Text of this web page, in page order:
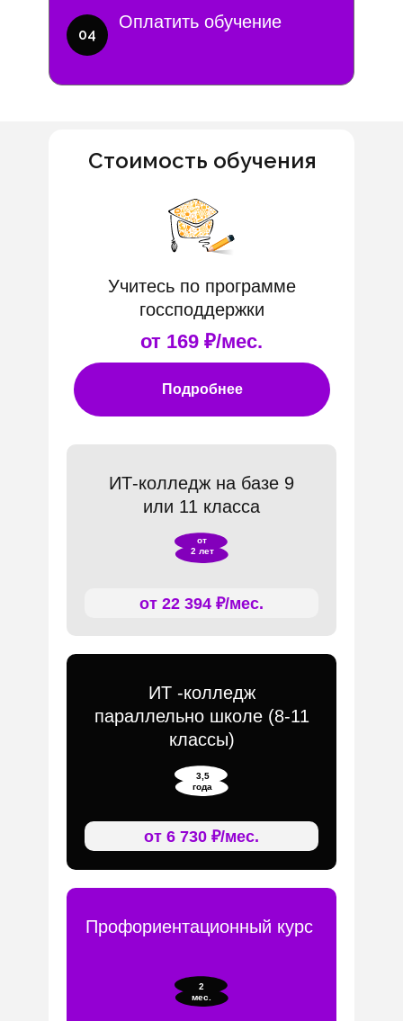
Оплатить обучение
04
ИТ-колледж на базе 9
или 11 класса
Стоимость обучения
от
2 лет
ИТ -колледж
параллельно школе (8-11
классы)
от 6 730 ₽/мес.
3,5
года
2
мес.
Профориентационный курс
от 22 394 ₽/мес.
Подробнее
Учитесь по программе
госсподдержки
от 169 ₽/мес.